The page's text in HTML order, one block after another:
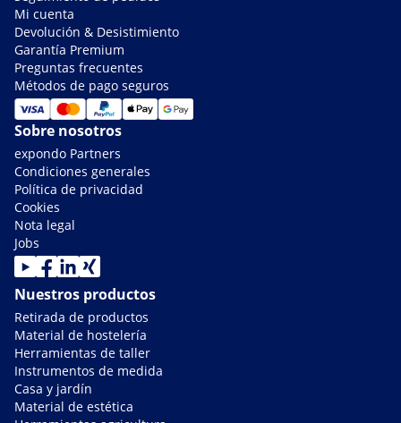
Mi cuenta
Devolución & Desistimiento
Garantía Premium
Preguntas frecuentes
Métodos de pago seguros
Sobre nosotros
expondo Partners
Condiciones generales
Política de privacidad
Cookies
Nota legal
Jobs
Nuestros productos
Retirada de productos
Material de hostelería
Herramientas de taller
Instrumentos de medida
Casa y jardín
Material de estética